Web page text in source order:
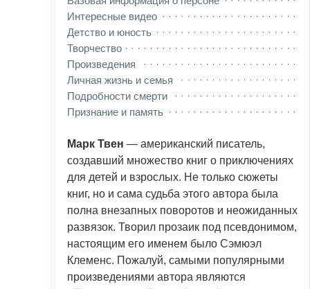
Интересные видео
Детство и юность
Творчество
Произведения
Личная жизнь и семья
Подробности смерти
Признание и память
Марк Твен — американский писатель,
создавший множество книг о приключениях
для детей и взрослых. Не только сюжеты
книг, но и сама судьба этого автора была
полна внезапных поворотов и неожиданных
развязок. Творил прозаик под псевдонимом,
настоящим его именем было Сэмюэл
Клеменс. Пожалуй, самыми популярными
произведениями автора являются